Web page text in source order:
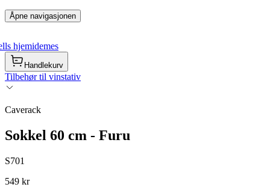
Åpne navigasjonen
hjemidemes
Handlekurv
Tilbehør til vinstativ
Caverack
Sokkel 60 cm - Furu
S701
549 kr